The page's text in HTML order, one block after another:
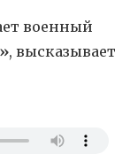
военный
, высказывает